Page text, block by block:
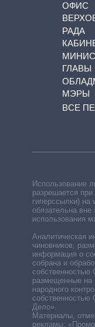
ОФИС
РАДА
ГЛАВЫ
МЭРЫ
ВСЕ
Использование
разрешается
гиперссылки) на
обязательна вне
использования
Аналитическая
чиновников,
информация о
собрана и
размещенные на
народного
собственностью
Дело».
Материалы,
рекламы: